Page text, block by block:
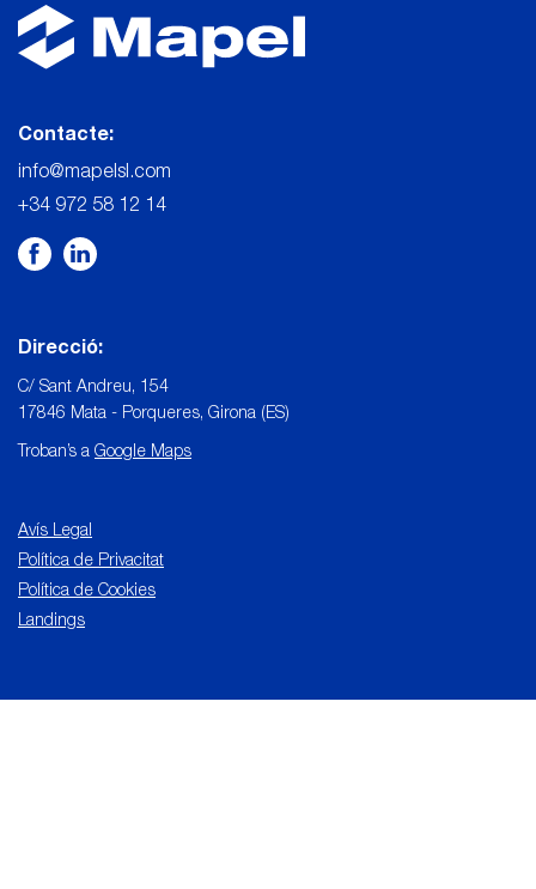
Contacte:
info@mapelsl.com
+34 972 58 12 14
Direcció:
C/ Sant Andreu, 154
17846 Mata - Porqueres, Girona (ES)
Troban’s a Google Maps
Avís Legal
Política de Privacitat
Política de Cookies
Landings